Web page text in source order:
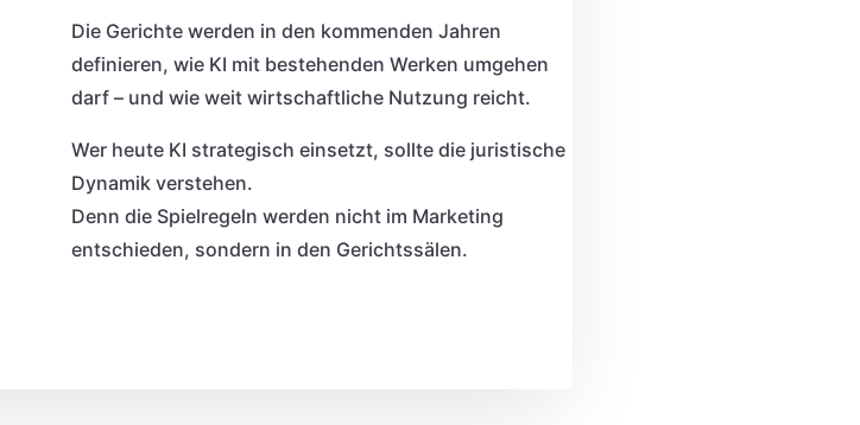
Die Gerichte werden in den kommenden Jahren
definieren, wie KI mit bestehenden Werken umgehen
darf – und wie weit wirtschaftliche Nutzung reicht.
Wer heute KI strategisch einsetzt, sollte die juristische
Dynamik verstehen.
Denn die Spielregeln werden nicht im Marketing
entschieden, sondern in den Gerichtssälen.